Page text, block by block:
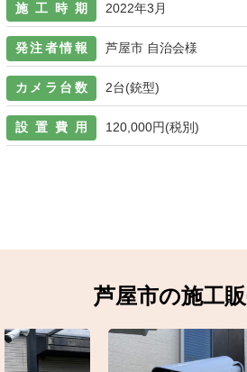
施工時期 2022年3月
発注者情報 芦屋市 自治会様
カメラ台数 2台(銃型)
設置費用 120,000円(税別)
芦屋市の施工